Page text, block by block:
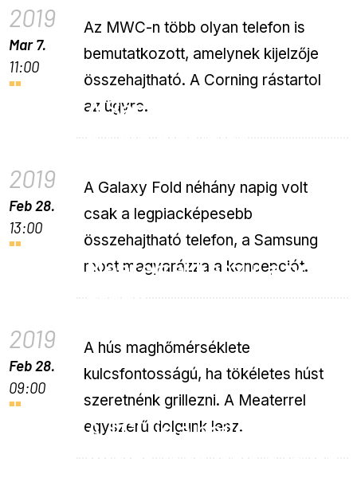
2019
Mar 7.
11:00
Az MWC-n több olyan telefon is
bemutatkozott, amelynek kijelzője
összehajtható. A Corning rástartol
az ügyre.
2019
Feb 28.
13:00
A Samsung magyarázza
A Galaxy Fold néhány napig volt
csak a legpiacképesebb
összehajtható telefon, a Samsung
most magyarázza a koncepciót.
2019
Feb 28.
09:00
Meaterrel készül a profi
A hús maghőmérséklete
kulcsfontosságú, ha tökéletes húst
szeretnénk grillezni. A Meaterrel
egyszerű dolgunk lesz.
A TCL is a hajlékony